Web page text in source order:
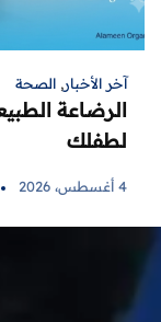
آخر الأخبار, الصحة
الرضاعة
لطفلك
4 أغسطس، 2026